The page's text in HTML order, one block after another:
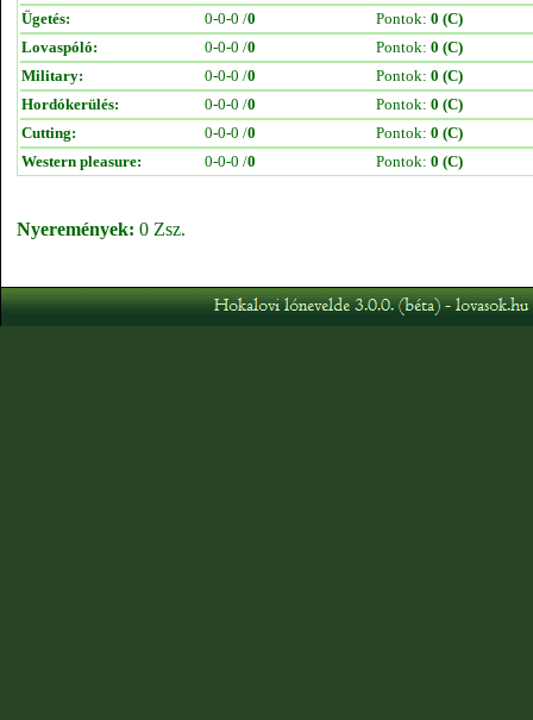
Ügetés:
0-0-0 /0 Pontok: 0 (C)
Lovaspóló:
0-0-0 /0 Pontok: 0 (C)
Military:
0-0-0 /0 Pontok: 0 (C)
Hordókerülés:
0-0-0 /0 Pontok: 0 (C)
Cutting:
0-0-0 /0 Pontok: 0 (C)
Western pleasure:
0-0-0 /0 Pontok: 0 (C)
Nyeremények: 0 Zsz.